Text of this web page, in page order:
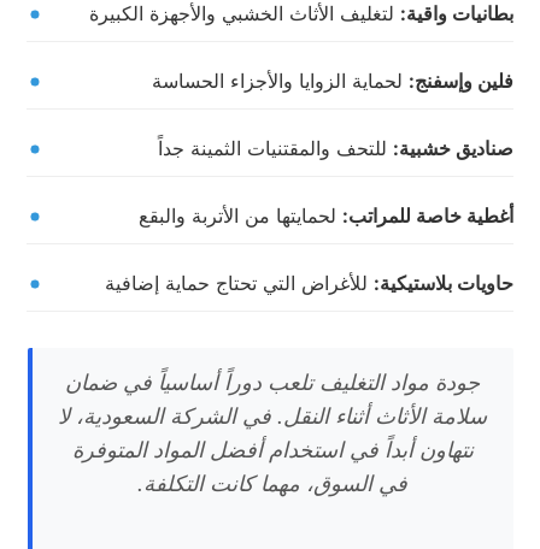
بطانيات واقية: لتغليف الأثاث الخشبي والأجهزة الكبيرة
فلين وإسفنج: لحماية الزوايا والأجزاء الحساسة
صناديق خشبية: للتحف والمقتنيات الثمينة جداً
أغطية خاصة للمراتب: لحمايتها من الأتربة والبقع
حاويات بلاستيكية: للأغراض التي تحتاج حماية إضافية
جودة مواد التغليف تلعب دوراً أساسياً في ضمان
سلامة الأثاث أثناء النقل. في الشركة السعودية، لا
نتهاون أبداً في استخدام أفضل المواد المتوفرة
في السوق، مهما كانت التكلفة.